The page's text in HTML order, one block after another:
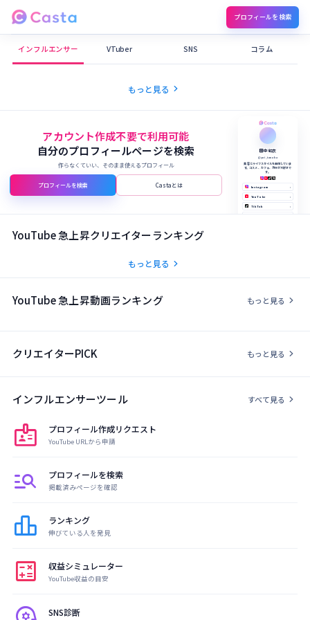
プロフィールを検索
Castaメディア
インフルエンサー VTuber SNS コラム
もっと見る chevron_right
アカウント作成不要で利用可能
自分のプロフィールページを検索
作らなくていい、そのまま使えるプロフィール
プロフィールを検索 Castaとは
田中 結衣
@yui_tanaka
美容とライフスタイルを発信していま
す。コスメ、カフェ、旅行が大好きで
す。
Instagram ›
YouTube ›
TikTok ›
YouTube 急上昇クリエイターランキング
もっと見る chevron_right
YouTube 急上昇動画ランキング もっと見る chevron_right
クリエイターPICK もっと見る chevron_right
インフルエンサーツール すべて見る chevron_right
badge プロフィール作成リクエスト
YouTube URLから申請
manage_search プロフィールを検索
掲載済みページを確認
leaderboard ランキング
伸びている人を発見
calculate 収益シミュレーター
YouTube収益の目安
SNS診断